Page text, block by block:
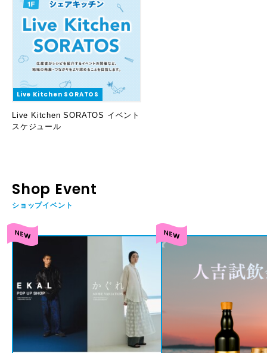
Live Kitchen SORATOS
Live Kitchen SORATOS イベント
スケジュール
Shop Event
ショップイベント